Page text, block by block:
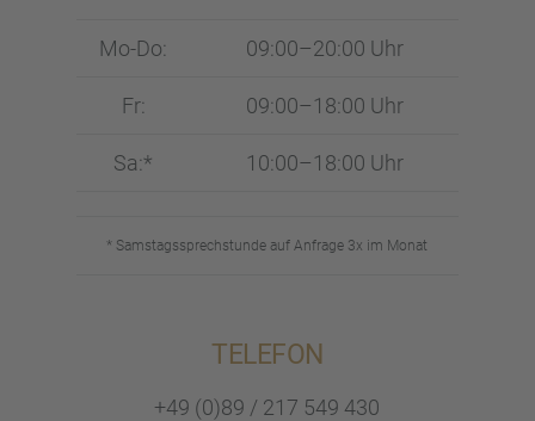
Mo-Do: 09:00–20:00 Uhr
Fr: 09:00–18:00 Uhr
Sa:* 10:00–18:00 Uhr
* Samstags­sprech­stunde auf Anfrage 3x im Monat
TELEFON
+49 (0)89 / 217 549 430